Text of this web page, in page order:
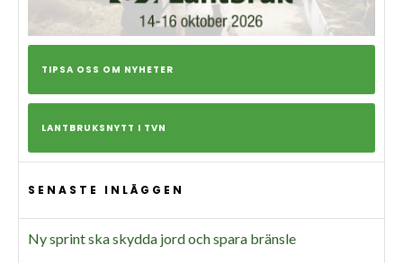
TIPSA OSS OM NYHETER
LANTBRUKSNYTT I TVN
SENASTE INLÄGGEN
Ny sprint ska skydda jord och spara bränsle